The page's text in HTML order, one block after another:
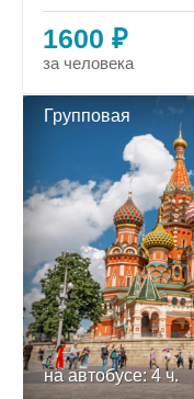
1600 ₽
за человека
Групповая
на автобусе: 4 ч.